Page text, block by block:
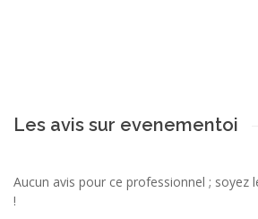
Les avis sur evenementoi
Aucun avis pour ce professionnel ; soyez
!